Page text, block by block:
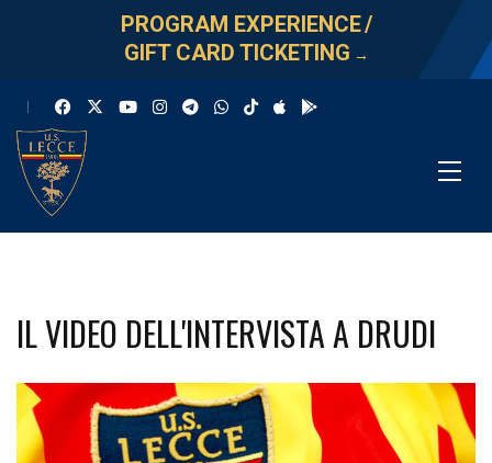
PROGRAM EXPERIENCE/
GIFT CARD TICKETING →
IL VIDEO DELL'INTERVISTA A DRUDI